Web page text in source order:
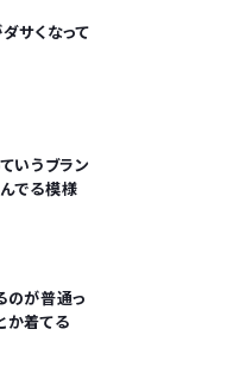
サくなって
いうブラン
でる模様
のが普通っ
か着てる